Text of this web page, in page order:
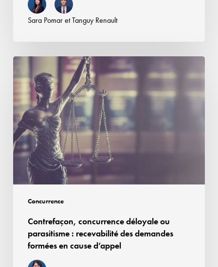
position
dominante
Sara PomaretTanguy Renault
Concurrence
concurrence
déloyale
ou
parasitisme :
recevabilité
des
demandes
formées
en
cause
Contrefaçon, concurrence déloyale ou
parasitisme : recevabilité des demandes
formées en cause d’appel